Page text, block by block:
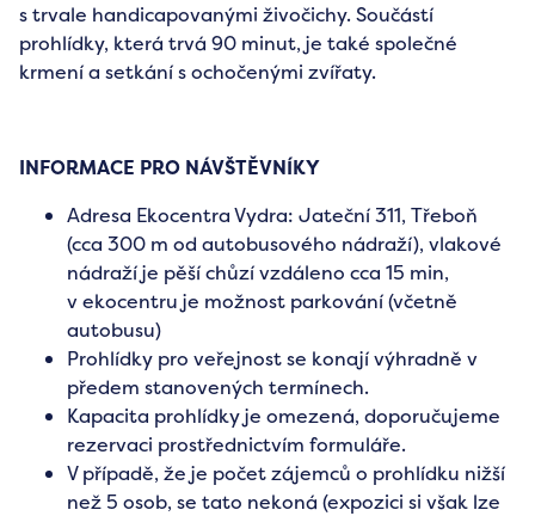
s trvale handicapovanými živočichy. Součástí
prohlídky, která trvá 90 minut, je také společné
krmení a setkání s ochočenými zvířaty.
INFORMACE PRO NÁVŠTĚVNÍKY
Adresa Ekocentra Vydra: Jateční 311, Třeboň
(cca 300 m od autobusového nádraží), vlakové
nádraží je pěší chůzí vzdáleno cca 15 min,
v ekocentru je možnost parkování (včetně
autobusu)
Prohlídky pro veřejnost se konají výhradně v
předem stanovených termínech.
Kapacita prohlídky je omezená, doporučujeme
rezervaci prostřednictvím formuláře.
V případě, že je počet zájemců o prohlídku nižší
než 5 osob, se tato nekoná (expozici si však lze